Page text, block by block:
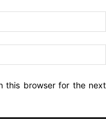
this browser for the next